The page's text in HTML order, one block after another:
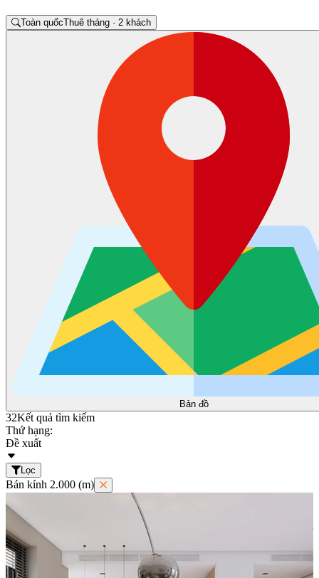
Toàn quốcThuê tháng · 2 khách
Bản đồ
32Kết quả tìm kiếm
Thứ hạng:
Đề xuất
Lọc
Bán kính 2.000 (m)